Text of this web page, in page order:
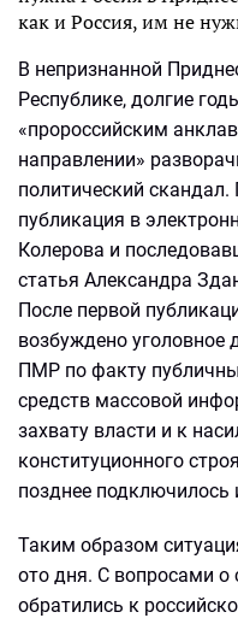
как и Россия, им не
В непризнанной
Республике, долгие
«пророссийским
направлении»
политический
публикация в
Колерова и
статья Александра
После первой
возбуждено уголовное
ПМР по факту
средств массовой
захвату власти и к
конституционного
позднее
Таким образом
ото дня. С вопросами о
обратились к